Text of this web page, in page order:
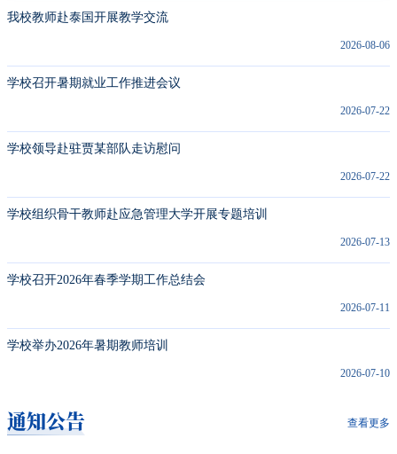
桂萍、吉智，相关职能部门和各二级学院负责同志...
我校教师赴泰国开展教学交流
2026-08-06
学校召开暑期就业工作推进会议
2026-07-22
学校领导赴驻贾某部队走访慰问
2026-07-22
学校组织骨干教师赴应急管理大学开展专题培训
2026-07-13
学校召开2026年春季学期工作总结会
2026-07-11
学校举办2026年暑期教师培训
2026-07-10
通知公告 查看更多